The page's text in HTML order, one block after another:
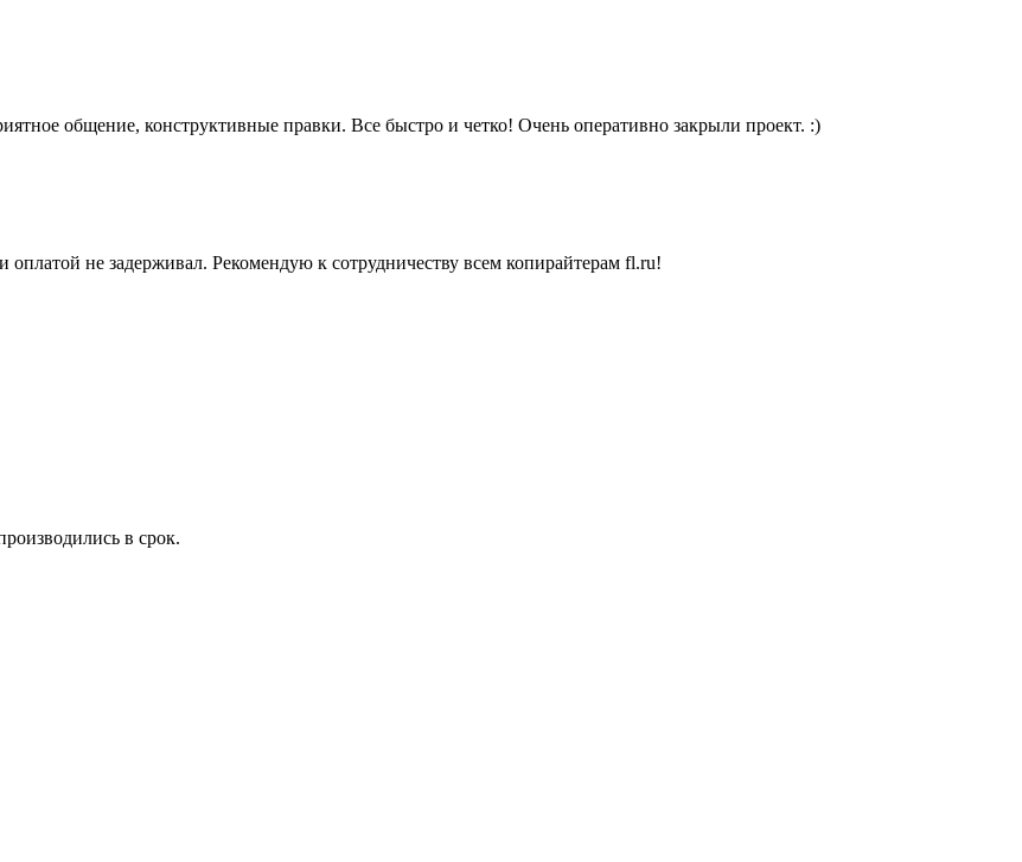
общение, конструктивные правки. Все быстро и четко! Очень оперативно закрыли проект. :)
не задерживал. Рекомендую к сотрудничеству всем копирайтерам fl.ru!
в срок.